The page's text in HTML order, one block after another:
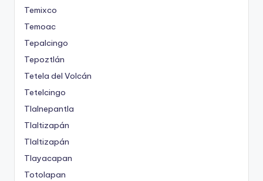
Temixco
Temoac
Tepalcingo
Tepoztlán
Tetela del Volcán
Tetelcingo
Tlalnepantla
Tlaltizapán
Tlaltizapán
Tlayacapan
Totolapan